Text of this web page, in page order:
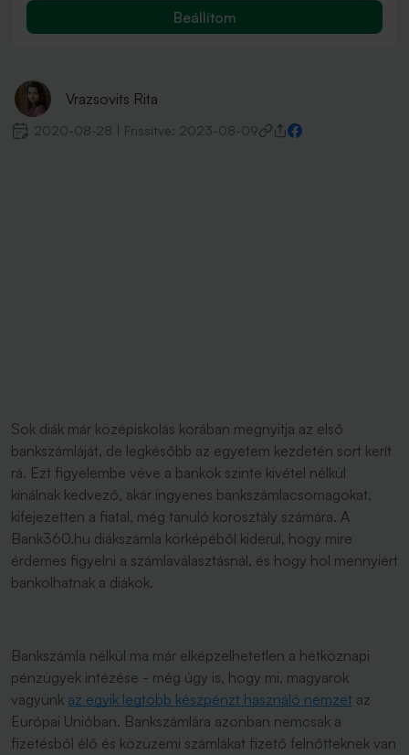
Beállítom
Vrazsovits Rita
2020-08-28 Frissítve: 2023-08-09
Sok diák már középiskolás korában megnyitja az első
bankszámláját, de legkésőbb az egyetem kezdetén sort kerít
rá. Ezt figyelembe véve a bankok szinte kivétel nélkül
kínálnak kedvező, akár ingyenes bankszámlacsomagokat,
kifejezetten a fiatal, még tanuló korosztály számára. A
Bank360.hu diákszámla körképéből kiderül, hogy mire
érdemes figyelni a számlaválasztásnál, és hogy hol mennyiért
bankolhatnak a diákok.
Bankszámla nélkül ma már elképzelhetetlen a hétköznapi
pénzügyek intézése - még úgy is, hogy mi, magyarok
vagyunk az egyik legtöbb készpénzt használó nemzet az
Európai Unióban. Bankszámlára azonban nemcsak a
fizetésből élő és közüzemi számlákat fizető felnőtteknek van